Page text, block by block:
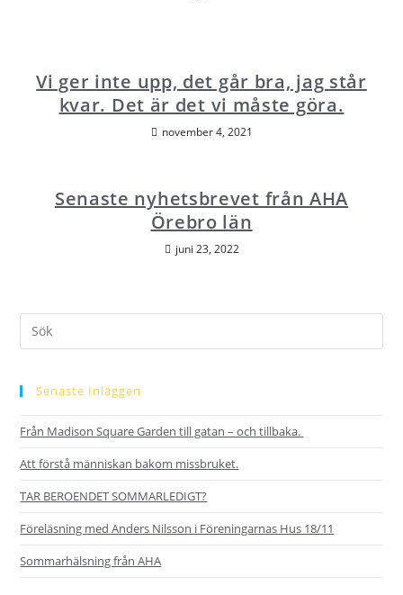
Vi ger inte upp, det går bra, jag står
kvar. Det är det vi måste göra.
november 4, 2021
Senaste nyhetsbrevet från AHA
Örebro län
juni 23, 2022
Senaste Inläggen
Från Madison Square Garden till gatan – och tillbaka.
Att förstå människan bakom missbruket.
TAR BEROENDET SOMMARLEDIGT?
Föreläsning med Anders Nilsson i Föreningarnas Hus 18/11
Sommarhälsning från AHA